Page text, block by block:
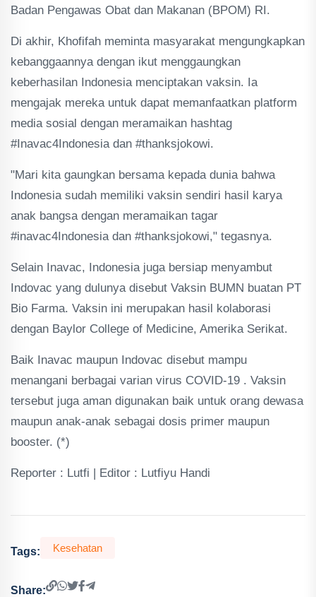
Badan Pengawas Obat dan Makanan (BPOM) RI.
Di akhir, Khofifah meminta masyarakat mengungkapkan
kebanggaannya dengan ikut menggaungkan
keberhasilan Indonesia menciptakan vaksin. Ia
mengajak mereka untuk dapat memanfaatkan platform
media sosial dengan meramaikan hashtag
#Inavac4Indonesia dan #thanksjokowi.
"Mari kita gaungkan bersama kepada dunia bahwa
Indonesia sudah memiliki vaksin sendiri hasil karya
anak bangsa dengan meramaikan tagar
#inavac4Indonesia dan #thanksjokowi," tegasnya.
Selain Inavac, Indonesia juga bersiap menyambut
Indovac yang dulunya disebut Vaksin BUMN buatan PT
Bio Farma. Vaksin ini merupakan hasil kolaborasi
dengan Baylor College of Medicine, Amerika Serikat.
Baik Inavac maupun Indovac disebut mampu
menangani berbagai varian virus COVID-19 . Vaksin
tersebut juga aman digunakan baik untuk orang dewasa
maupun anak-anak sebagai dosis primer maupun
booster. (*)
Reporter : Lutfi | Editor : Lutfiyu Handi
Tags: Kesehatan
Share: